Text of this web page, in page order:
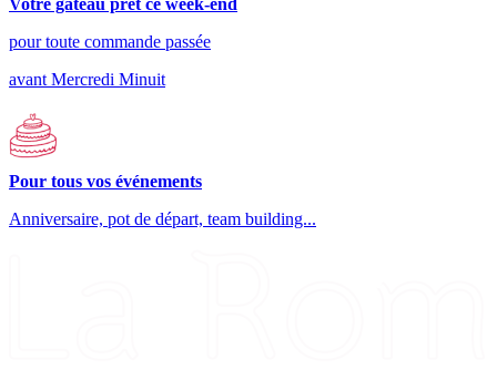
Votre gâteau prêt ce week-end
pour toute commande passée
avant Mercredi Minuit
Pour tous vos événements
Anniversaire, pot de départ, team building...